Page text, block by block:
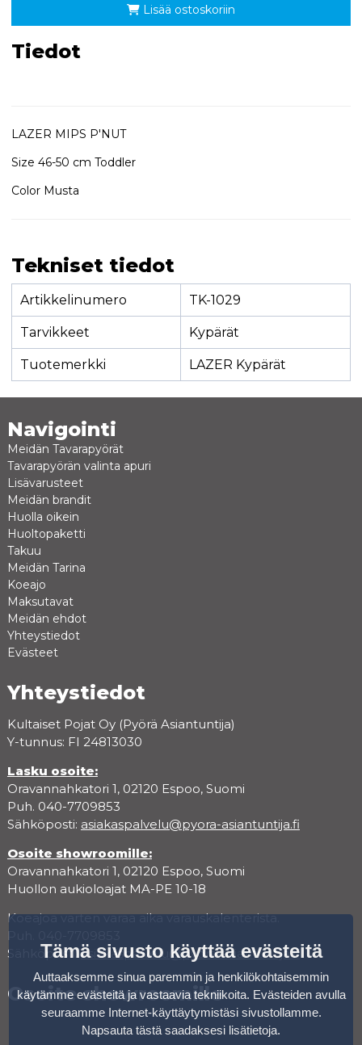
Lisää ostoskoriin
Tiedot
LAZER MIPS P'NUT
Size 46-50 cm Toddler
Color Musta
Tekniset tiedot
Artikkelinumero TK-1029
Tarvikkeet Kypärät
Tuotemerkki LAZER Kypärät
Navigointi
Meidän Tavarapyörät
Tavarapyörän valinta apuri
Lisävarusteet
Meidän brandit
Huolla oikein
Huoltopaketti
Takuu
Meidän Tarina
Koeajo
Maksutavat
Meidän ehdot
Yhteystiedot
Evästeet
Yhteystiedot
Kultaiset Pojat Oy (Pyörä Asiantuntija)
Y-tunnus: FI 24813030
Lasku osoite:
Oravannahkatori 1, 02120 Espoo, Suomi
Puh. 040-7709853
Sähköposti: asiakaspalvelu@pyora-asiantuntija.fi
Osoite showroomille:
Oravannahkatori 1, 02120 Espoo, Suomi
Huollon aukioloajat MA-PE 10-18
Koeajoa varten varaa aika varauskalenterista.
Sähköposti:asiakaspalvelu@pyora-asiantuntija.fi
Osoite showroomille
Tämä sivusto käyttää evästeitä
Auttaaksemme sinua paremmin ja henkilökohtaisemmin
käytämme evästeitä ja vastaavia tekniikoita. Evästeiden avulla
seuraamme Internet-käyttäytymistäsi sivustollamme.
Napsauta tästä saadaksesi lisätietoja.